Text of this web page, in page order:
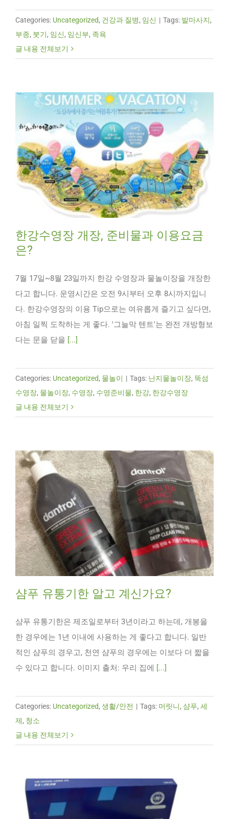
Categories: Uncategorized, 건강과 질병, 임신 | Tags: 발마사지,
부종, 붓기, 임신, 임신부, 족욕
글 내용 전체보기
한강수영장 개장, 준비물과 이용요금
은?
7월 17일~8월 23일까지 한강 수영장과 물놀이장을 개장한
다고 합니다. 운영시간은 오전 9시부터 오후 8시까지입니
다. 한강수영장의 이용 Tip으로는 여유롭게 즐기고 싶다면,
아침 일찍 도착하는 게 좋다. '그늘막 텐트'는 완전 개방형보
다는 문을 닫을 [...]
Categories: Uncategorized, 물놀이 | Tags: 난지물놀이장, 뚝섬
수영장, 물놀이장, 수영장, 수영준비물, 한강, 한강수영장
글 내용 전체보기
샴푸 유통기한 알고 계신가요?
샴푸 유통기한은 제조일로부터 3년이라고 하는데, 개봉을
한 경우에는 1년 이내에 사용하는 게 좋다고 합니다. 일반
적인 샴푸의 경우고, 천연 샴푸의 경우에는 이보다 더 짧을
수 있다고 합니다. 이미지 출처: 우리 집에 [...]
Categories: Uncategorized, 생활/안전 | Tags: 머릿니, 샴푸, 세
제, 청소
글 내용 전체보기